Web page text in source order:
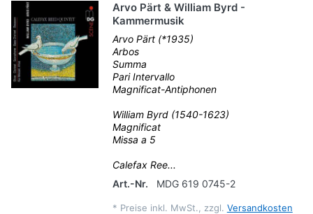
Arvo Pärt & William Byrd -
Kammermusik
Arvo Pärt (*1935)
Arbos
Summa
Pari Intervallo
Magnificat-Antiphonen
William Byrd (1540-1623)
Magnificat
Missa a 5
Calefax Ree...
Art.-Nr.
MDG 619 0745-2
* Preise inkl. MwSt., zzgl. Versandkosten